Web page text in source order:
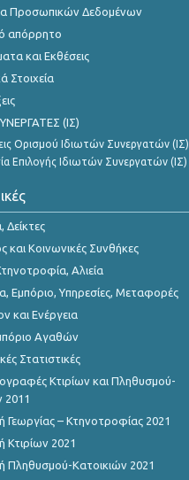
2024
2024
2024
Δεκεμβρίου 2023
2023
2023
2023
2023
2023
2023
2023
Προσωπικών Δεδομένων
απόρρητο
και Εκθέσεις
Στοιχεία
(ΙΣ)
Ορισμού Ιδιωτών Συνεργατών (ΙΣ)
Επιλογής Ιδιωτών Συνεργατών (ΙΣ)
Δείκτες
και Κοινωνικές Συνθήκες
Αλιεία
Εμπόριο, Υπηρεσίες, Μεταφορές
και Ενέργεια
Αγαθών
Στατιστικές
Κτιρίων και Πληθυσμού-
2011
– Κτηνοτροφίας 2021
2021
Πληθυσμού-Κατοικιών 2021